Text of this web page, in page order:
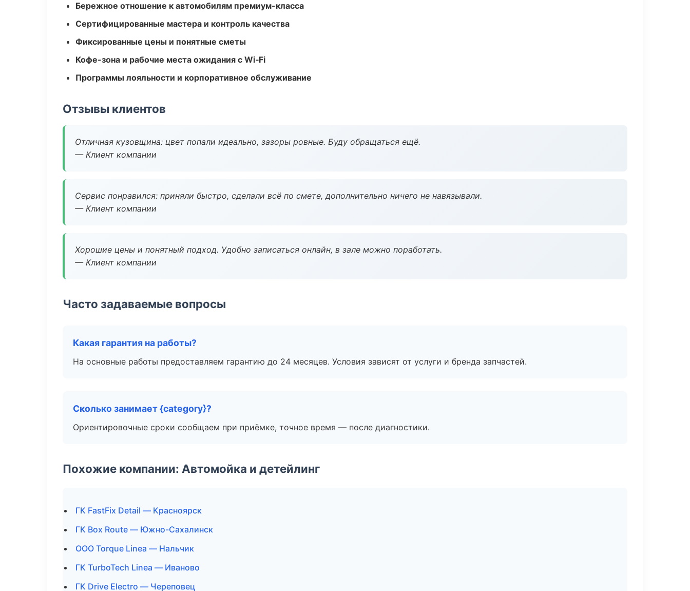
Бережное отношение к автомобилям премиум-класса
Сертифицированные мастера и контроль качества
Фиксированные цены и понятные сметы
Кофе-зона и рабочие места ожидания с Wi‑Fi
Программы лояльности и корпоративное обслуживание
Отзывы клиентов
Отличная кузовщина: цвет попали идеально, зазоры ровные. Буду обращаться ещё.
— Клиент компании
Сервис понравился: приняли быстро, сделали всё по смете, дополнительно ничего не навязывали.
— Клиент компании
Хорошие цены и понятный подход. Удобно записаться онлайн, в зале можно поработать.
— Клиент компании
Часто задаваемые вопросы
Какая гарантия на работы?
На основные работы предоставляем гарантию до 24 месяцев. Условия зависят от услуги и бренда запчастей.
Сколько занимает {category}?
Ориентировочные сроки сообщаем при приёмке, точное время — после диагностики.
Похожие компании: Автомойка и детейлинг
ГК FastFix Detail — Красноярск
ГК Box Route — Южно-Сахалинск
ООО Torque Linea — Нальчик
ГК TurboTech Linea — Иваново
ГК Drive Electro — Череповец